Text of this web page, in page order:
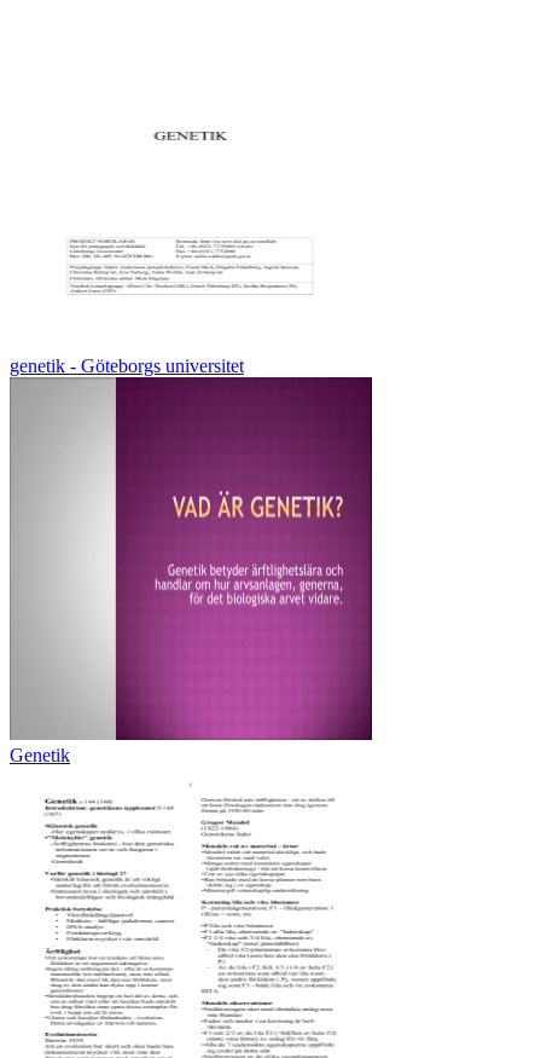
genetik - Göteborgs universitet
Genetik